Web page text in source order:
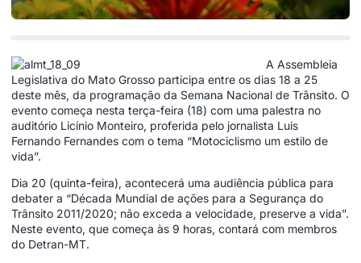
A Assembleia
Legislativa do Mato Grosso participa entre os dias 18 a 25
deste mês, da programação da Semana Nacional de Trânsito. O
evento começa nesta terça-feira (18) com uma palestra no
auditório Licínio Monteiro, proferida pelo jornalista Luis
Fernando Fernandes com o tema “Motociclismo um estilo de
vida”.
Dia 20 (quinta-feira), acontecerá uma audiência pública para
debater a “Década Mundial de ações para a Segurança do
Trânsito 2011/2020; não exceda a velocidade, preserve a vida”.
Neste evento, que começa às 9 horas, contará com membros
do Detran-MT.